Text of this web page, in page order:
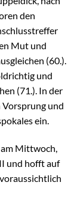
den
Mut und
(60.).
und
(71.). In der
und
ein.
Mittwoch,
und hofft auf